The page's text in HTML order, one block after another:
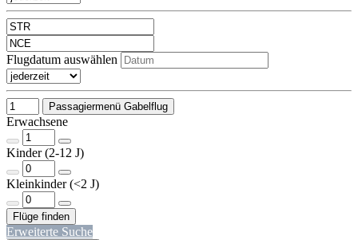
Flugdatum auswählen
Passagiermenü Gabelflug
Erwachsene
Kinder (2-12 J)
Kleinkinder (<2 J)
Erweiterte Suche